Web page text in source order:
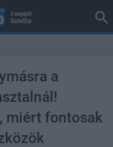
a
miért fontosak